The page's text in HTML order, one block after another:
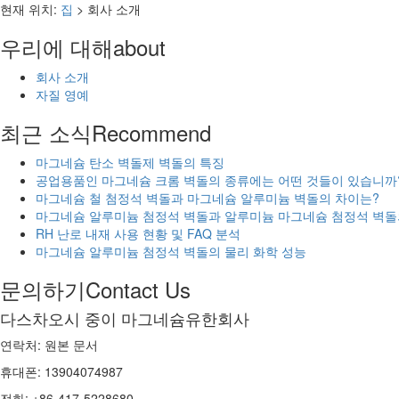
현재 위치: 집 > 회사 소개
우리에 대해about
회사 소개
자질 영예
최근 소식Recommend
마그네슘 탄소 벽돌제 벽돌의 특징
공업용품인 마그네슘 크롬 벽돌의 종류에는 어떤 것들이 있습니
마그네슘 철 첨정석 벽돌과 마그네슘 알루미늄 벽돌의 차이는?
마그네슘 알루미늄 첨정석 벽돌과 알루미늄 마그네슘 첨정석 벽
RH 난로 내재 사용 현황 및 FAQ 분석
마그네슘 알루미늄 첨정석 벽돌의 물리 화학 성능
문의하기Contact Us
다스차오시 중이 마그네슘유한회사
연락처: 원본 문서
휴대폰: 13904074987